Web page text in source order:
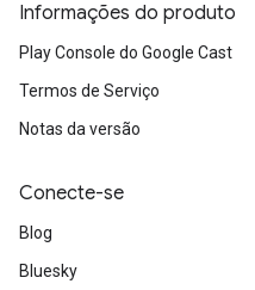
Informações do produto
Play Console do Google Cast
Termos de Serviço
Notas da versão
Conecte-se
Blog
Bluesky